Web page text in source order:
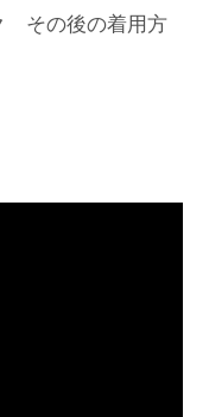
その後の着用方